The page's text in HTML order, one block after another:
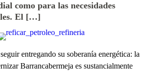
como para las necesidades
El […]
entregando su soberanía energética: la
Barrancabermeja es sustancialmente